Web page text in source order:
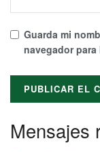
Guarda mi
navegador
Alternative:
Mensajes